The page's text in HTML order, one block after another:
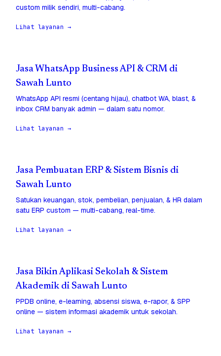
custom milik sendiri, multi-cabang.
Lihat layanan →
Jasa WhatsApp Business API & CRM di
Sawah Lunto
WhatsApp API resmi (centang hijau), chatbot WA, blast, &
inbox CRM banyak admin — dalam satu nomor.
Lihat layanan →
Jasa Pembuatan ERP & Sistem Bisnis di
Sawah Lunto
Satukan keuangan, stok, pembelian, penjualan, & HR dalam
satu ERP custom — multi-cabang, real-time.
Lihat layanan →
Jasa Bikin Aplikasi Sekolah & Sistem
Akademik di Sawah Lunto
PPDB online, e-learning, absensi siswa, e-rapor, & SPP
online — sistem informasi akademik untuk sekolah.
Lihat layanan →